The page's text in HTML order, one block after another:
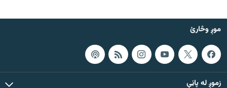
موږ وڅارئ
زموږ له پاڼې